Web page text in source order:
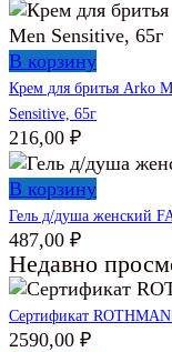
В корзину
Крем для бритья Arko
Sensitive, 65г
216,00 ₽
В корзину
Гель д/душа женский
487,00 ₽
Недавно
Сертификат
2590,00 ₽